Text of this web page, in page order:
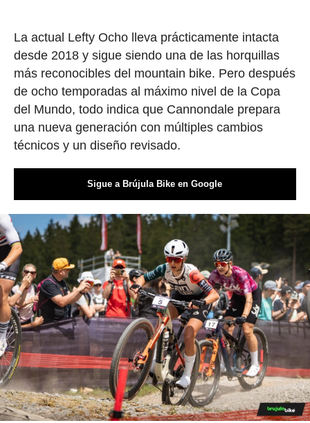
La actual Lefty Ocho lleva prácticamente intacta
desde 2018 y sigue siendo una de las horquillas
más reconocibles del mountain bike. Pero después
de ocho temporadas al máximo nivel de la Copa
del Mundo, todo indica que Cannondale prepara
una nueva generación con múltiples cambios
técnicos y un diseño revisado.
Sigue a Brújula Bike en Google